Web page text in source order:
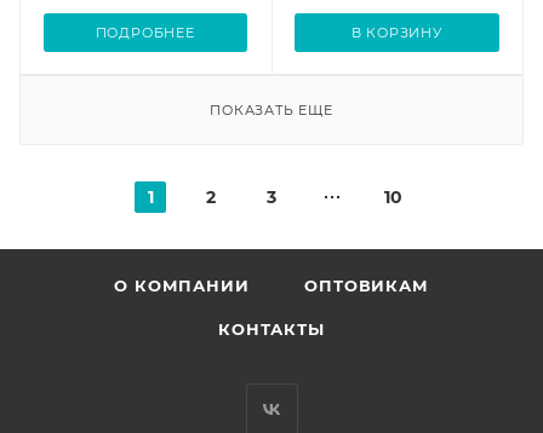
ПОДРОБНЕЕ В КОРЗИНУ
ПОКАЗАТЬ ЕЩЕ
1 2 3 10
О КОМПАНИИ ОПТОВИКАМ
КОНТАКТЫ